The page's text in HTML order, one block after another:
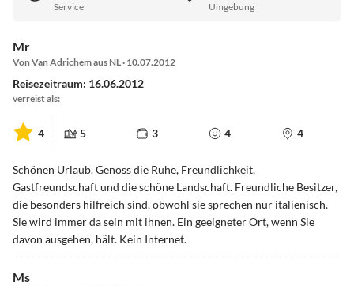
Service Umgebung
Mr
Von Van Adrichem aus NL · 10.07.2012
Reisezeitraum: 16.06.2012
verreist als:
4 5 3 4 4
Schönen Urlaub. Genoss die Ruhe, Freundlichkeit,
Gastfreundschaft und die schöne Landschaft. Freundliche Besitzer,
die besonders hilfreich sind, obwohl sie sprechen nur italienisch.
Sie wird immer da sein mit ihnen. Ein geeigneter Ort, wenn Sie
davon ausgehen, hält. Kein Internet.
Ms